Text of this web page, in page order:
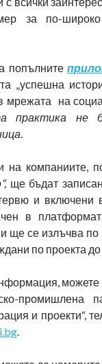
за по-
попълните
„успешна
мрежата на
практика не
на компаниите,
ще бъдат
и включени
в
ще се излъчва
по проекта до
можете
промишлена
и проекти“,
.